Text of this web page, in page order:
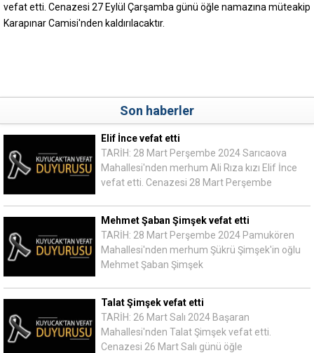
vefat etti. Cenazesi 27 Eylül Çarşamba günü öğle namazına müteakip
Karapınar Camisi'nden kaldırılacaktır.
Son haberler
Elif İnce vefat etti
TARİH: 28 Mart Perşembe 2024 Sarıcaova
Mahallesi'nden merhum Ali Rıza kızı Elif İnce
vefat etti. Cenazesi 28 Mart Perşembe
Mehmet Şaban Şimşek vefat etti
TARİH: 28 Mart Perşembe 2024 Pamukören
Mahallesi'nden merhum Şükrü Şimşek'in oğlu
Mehmet Şaban Şimşek
Talat Şimşek vefat etti
TARİH: 26 Mart Salı 2024 Başaran
Mahallesi'nden Talat Şimşek vefat etti.
Cenazesi 26 Mart Salı günü öğle